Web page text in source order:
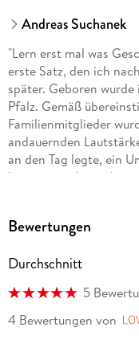
Andreas Suchanek
"Lern erst mal was
erste Satz, den ich
später. Geboren
Pfalz. Gemäß
Familienmitglieder
andauernden
an den Tag legte, ein
können wir ihn nicht
turbulente Jugend.
kaputtmachen, zum
meine Memoiren übrig.
. . . Mehr könnt ihr
Bewertungen
Durchschnitt
5
4 Bewertungen von